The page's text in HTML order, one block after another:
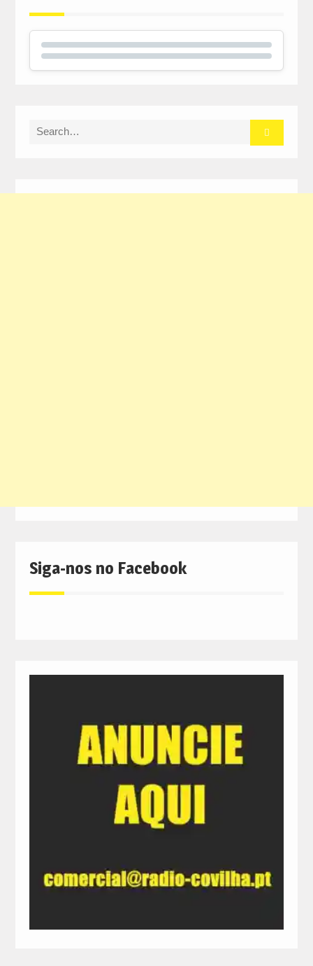
Search
Siga-nos no Facebook